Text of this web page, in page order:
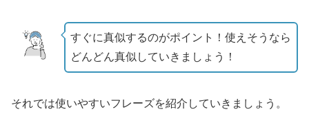
すぐに真似するのがポイント！使えそうなら
どんどん真似していきましょう！
それでは使いやすいフレーズを紹介していきましょう。